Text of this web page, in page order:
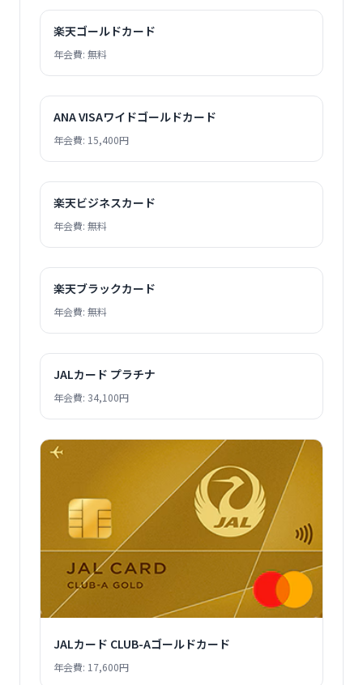
楽天ゴールドカード
年会費: 無料
ANA VISAワイドゴールドカード
年会費: 15,400円
楽天ビジネスカード
年会費: 無料
楽天ブラックカード
年会費: 無料
JALカード プラチナ
年会費: 34,100円
JALカード CLUB-Aゴールドカード
年会費: 17,600円